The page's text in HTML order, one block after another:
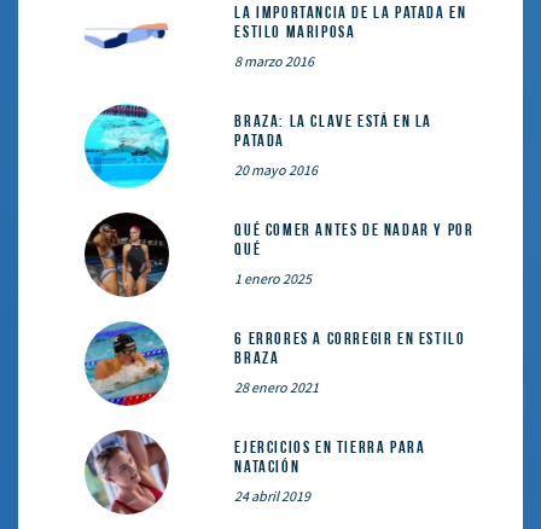
La importancia de la patada en
estilo mariposa
8 marzo 2016
Braza: la clave está en la
patada
20 mayo 2016
Qué comer ANTES de nadar y por
qué
1 enero 2025
6 errores a corregir en estilo
braza
28 enero 2021
Ejercicios en tierra para
natación
24 abril 2019